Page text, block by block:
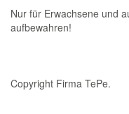
Nur für Erwachsene und
aufbewahren!
Copyright Firma TePe.